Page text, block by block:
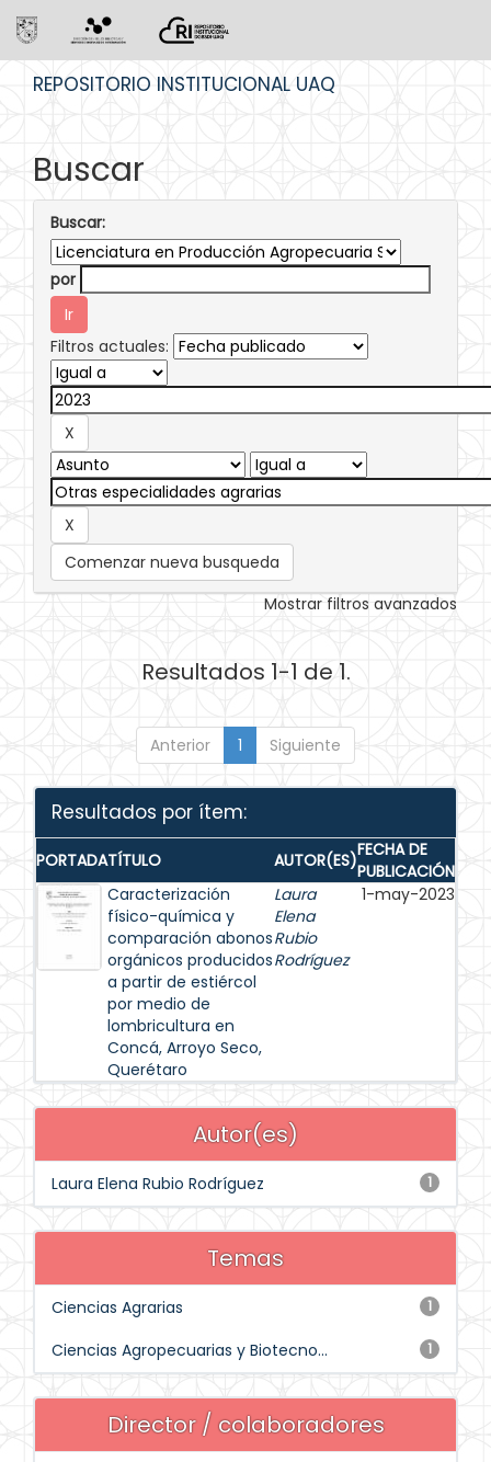
REPOSITORIO INSTITUCIONAL UAQ
Buscar
Buscar:
por
Filtros actuales:
Comenzar nueva busqueda
Mostrar filtros avanzados
Resultados 1-1 de 1.
Anterior 1 Siguiente
Resultados por ítem:
PORTADATÍTULO AUTOR(ES)FECHA DE
PUBLICACIÓN
Caracterización
físico-química y
comparación abonos
orgánicos producidos
a partir de estiércol
por medio de
lombricultura en
Concá, Arroyo Seco,
Querétaro
Laura
Elena
Rubio
Rodríguez
1-may-2023
Autor(es)
1
Laura Elena Rubio Rodríguez
Temas
1
Ciencias Agrarias
1
Ciencias Agropecuarias y Biotecno...
Director / colaboradores